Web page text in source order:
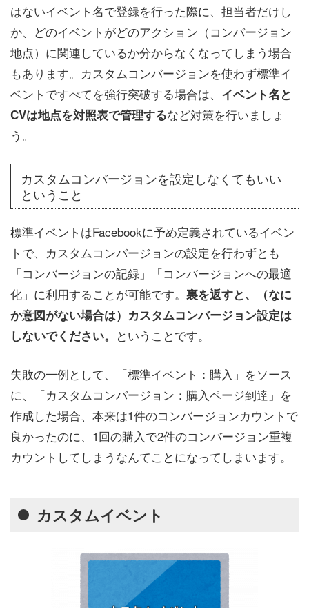
はないイベント名で登録を行った際に、担当者だけし
か、どのイベントがどのアクション（コンバージョン
地点）に関連しているか分からなくなってしまう場合
もあります。カスタムコンバージョンを使わず標準イ
ベントですべてを強行突破する場合は、 イベント名と
CVは地点を対照表で管理するなど対策を行いましょ
う。
カスタムコンバージョンを設定しなくてもいい
ということ
標準イベントはFacebookに予め定義されているイベン
トで、カスタムコンバージョンの設定を行わずとも
「コンバージョンの記録」「コンバージョンへの最適
化」に利用することが可能です。 裏を返すと、（なに
か意図がない場合は）カスタムコンバージョン設定は
しないでください。 ということです。
失敗の一例として、「標準イベント：購入」をソース
に、「カスタムコンバージョン：購入ページ到達」を
作成した場合、本来は1件のコンバージョンカウントで
良かったのに、1回の購入で2件のコンバージョン重複
カウントしてしまうなんてことになってしまいます。
カスタムイベント